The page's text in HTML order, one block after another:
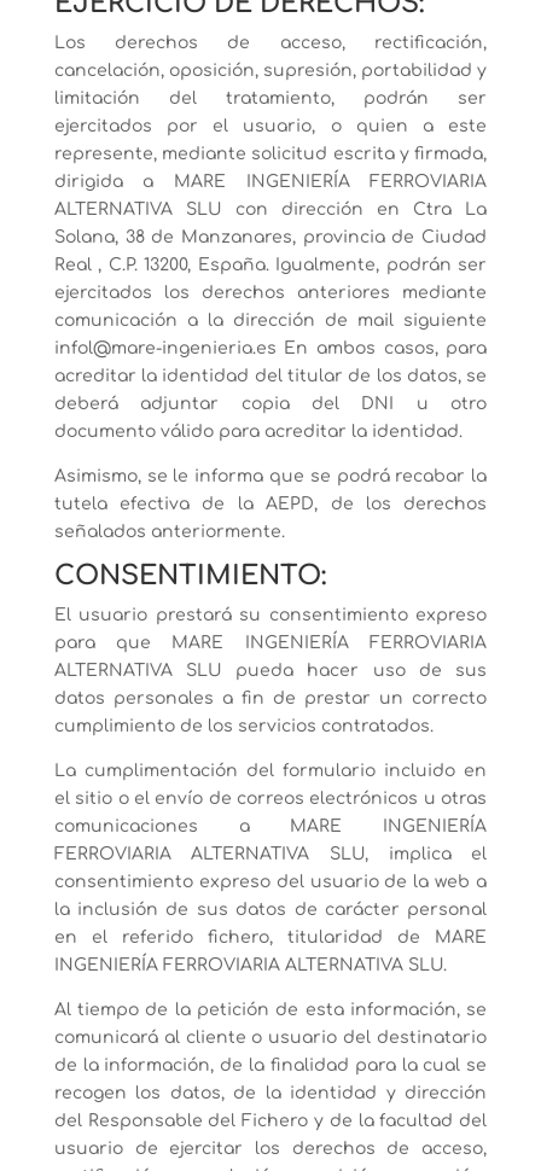
Los derechos de acceso, rectificación,
cancelación, oposición, supresión, portabilidad y
limitación del tratamiento, podrán ser
ejercitados por el usuario, o quien a este
represente, mediante solicitud escrita y firmada,
dirigida a MARE INGENIERÍA FERROVIARIA
ALTERNATIVA SLU con dirección en Ctra La
Solana, 38 de Manzanares, provincia de Ciudad
Real , C.P. 13200, España. Igualmente, podrán ser
ejercitados los derechos anteriores mediante
comunicación a la dirección de mail siguiente
infol@mare-ingenieria.es En ambos casos, para
acreditar la identidad del titular de los datos, se
deberá adjuntar copia del DNI u otro
documento válido para acreditar la identidad.
Asimismo, se le informa que se podrá recabar la
tutela efectiva de la AEPD, de los derechos
señalados anteriormente.
CONSENTIMIENTO:
El usuario prestará su consentimiento expreso
para que MARE INGENIERÍA FERROVIARIA
ALTERNATIVA SLU pueda hacer uso de sus
datos personales a fin de prestar un correcto
cumplimiento de los servicios contratados.
La cumplimentación del formulario incluido en
el sitio o el envío de correos electrónicos u otras
comunicaciones a MARE INGENIERÍA
FERROVIARIA ALTERNATIVA SLU, implica el
consentimiento expreso del usuario de la web a
la inclusión de sus datos de carácter personal
en el referido fichero, titularidad de MARE
INGENIERÍA FERROVIARIA ALTERNATIVA SLU.
Al tiempo de la petición de esta información, se
comunicará al cliente o usuario del destinatario
de la información, de la finalidad para la cual se
recogen los datos, de la identidad y dirección
del Responsable del Fichero y de la facultad del
usuario de ejercitar los derechos de acceso,